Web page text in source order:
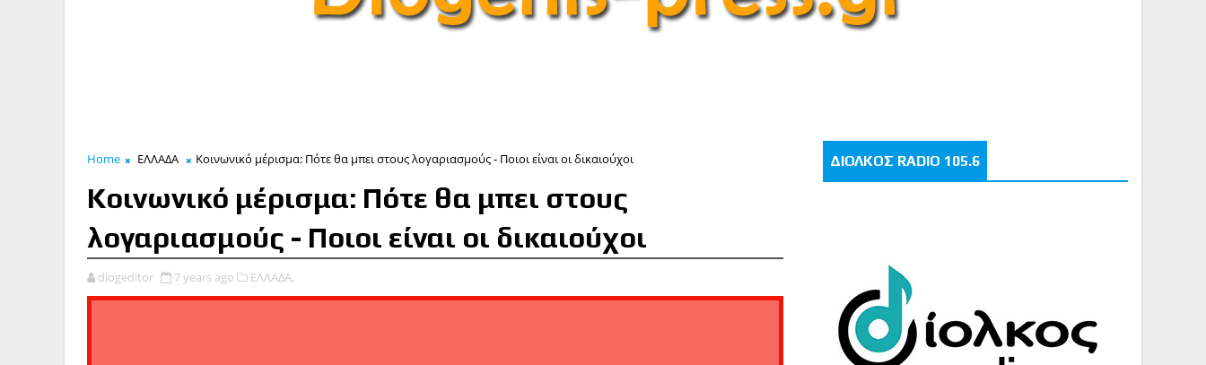
Home ΕΛΛΑΔΑ Κοινωνικό μέρισμα: Πότε θα μπει στους λογαριασμούς - Ποιοι είναι οι δικαιούχοι
Κοινωνικό μέρισμα: Πότε θα μπει στους
λογαριασμούς - Ποιοι είναι οι δικαιούχοι
diogeditor 7 years ago ΕΛΛΑΔΑ,
ΔΙΟΛΚΟΣ RADIO 105.6